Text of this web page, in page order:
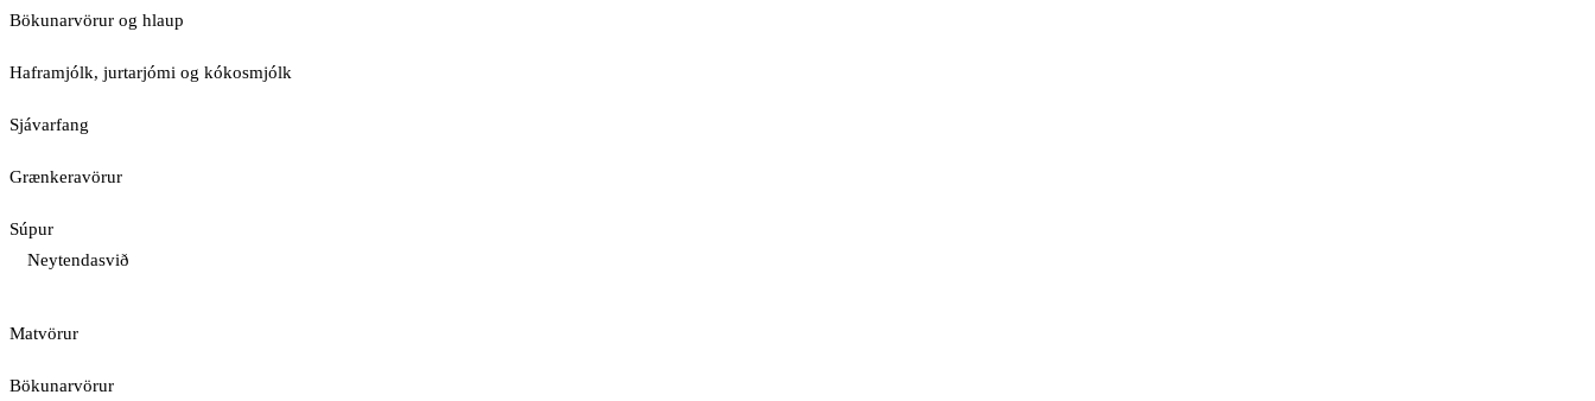
Bökunarvörur og hlaup
Haframjólk, jurtarjómi og kókosmjólk
Sjávarfang
Grænkeravörur
Súpur
Neytendasvið
Matvörur
Bökunarvörur